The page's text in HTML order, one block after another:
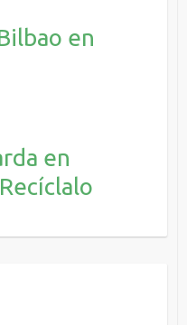
en
en